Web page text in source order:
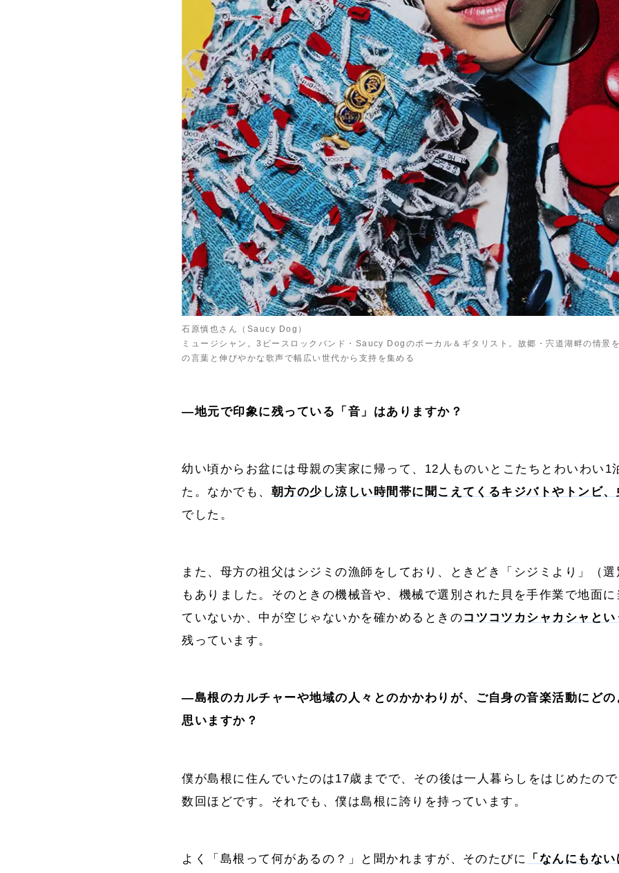
石原慎也さん（Saucy Dog）
ミュージシャン。3ピースロックバンド・Saucy Dogのボーカル＆ギタリスト。故郷・宍道湖畔の情景
の言葉と伸びやかな歌声で幅広い世代から支持を集める
―地元で印象に残っている「音」はありますか？
幼い頃からお盆には母親の実家に帰って、12人ものいとこたちとわいわい1
た。なかでも、 朝方の少し涼しい時間帯に聞こえてくるキジバトやトンビ
でした。
また、母方の祖父はシジミの漁師をしており、ときどき「シジミより」（
もありました。そのときの機械音や、機械で選別された貝を手作業で地面
ていないか、中が空じゃないかを確かめるときのコツコツカシャカシャとい
残っています。
―島根のカルチャーや地域の人々とのかかわりが、ご自身の音楽活動にど
思いますか？
僕が島根に住んでいたのは17歳までで、その後は一人暮らしをはじめたの
数回ほどです。それでも、僕は島根に誇りを持っています。
よく「島根って何があるの？」と聞かれますが、そのたびに 「なんにもな